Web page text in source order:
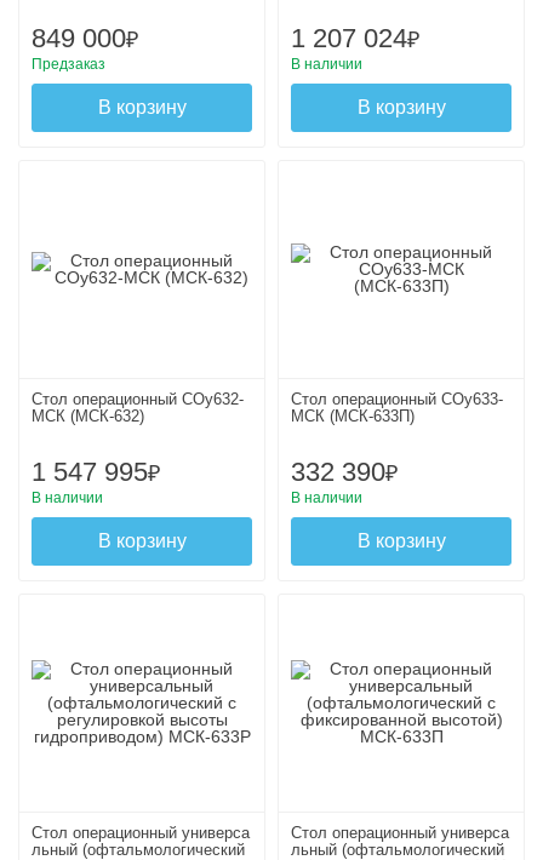
849 000₽
Предзаказ
В корзину
1 207 024₽
В наличии
В корзину
Стол операционный СОу632-
МСК (МСК-632)
1 547 995₽
В наличии
В корзину
Стол операционный СОу633-
МСК (МСК-633П)
332 390₽
В наличии
В корзину
Стол операционный универса
льный (офтальмологический
Стол операционный универса
льный (офтальмологический